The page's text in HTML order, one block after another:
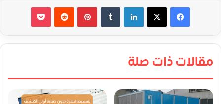
لينكدإن بينتيريست
مقالات ذات صلة